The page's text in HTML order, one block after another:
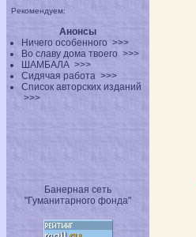
Рекомендуем:
Анонсы
Ничего особенного >>>
Во славу дома твоего >>>
ШАМБАЛА >>>
Сидячая работа >>>
Список авторских изданий
>>>
Банерная сеть
"Гуманитарного фонда"